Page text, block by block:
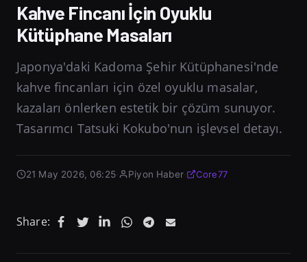
Kahve Fincanı İçin Oyuklu
Kütüphane Masaları
Japonya'daki Kadoma Şehir Kütüphanesi'nde
kahve fincanları için özel oyuklu masalar,
kazaları önlerken estetik bir çözüm sunuyor.
Tasarımcı Tatsuki Kokubo'nun işlevsel detayı.
21 May 2026, 06:25· Piyon Haber· Core77
Share: